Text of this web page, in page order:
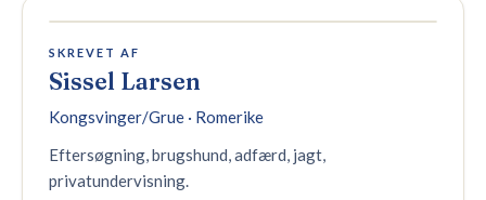
SKREVET AF
Sissel Larsen
Kongsvinger/Grue · Romerike
Eftersøgning, brugshund, adfærd, jagt,
privatundervisning.